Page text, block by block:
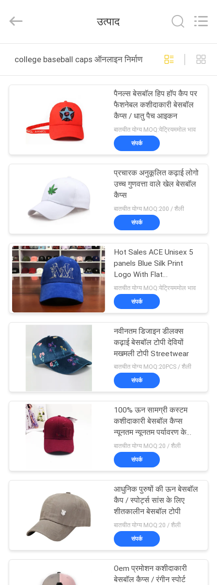
उत्पादों
नियंत्रण
संपर्क
करें
समाचार
साइटमैप
PRIVACY
POLICY
Manufacturing
Rights
उत्पाद
college baseball caps ऑनलाइन निर्माण
पैनल्स बेसबॉल हिप हॉप कैप पर
फैशनेबल कशीदाकारी बेसबॉल
कैप्स / धातु पैच आइकन
बातचीत योग्य MOQ:येट्रियममोल भाव
संपर्क
प्रचारक अनुकूलित कढ़ाई लोगो
उच्च गुणवत्ता वाले खेल बेसबॉल
कैप्स
बातचीत योग्य MOQ:200 / शैली
संपर्क
Hot Sales ACE Unisex 5
panels Blue Silk Print
Logo With Flat
Embroidery Logo on Left
Panels Baseball Cap
बातचीत योग्य MOQ:येट्रियममोल भाव
संपर्क
नवीनतम डिजाइन डीलक्स
कढ़ाई बेसबॉल टोपी देवियों
मखमली टोपी Streetwear
बातचीत योग्य MOQ:20PCS / शैली
संपर्क
100% ऊन सामग्री कस्टम
कशीदाकारी बेसबॉल कैप्स
न्यूनतम न्यूनतम पर्यावरण के
अनुकूल नहीं है
बातचीत योग्य MOQ:20 / शैली
संपर्क
आधुनिक पुरुषों की ऊन बेसबॉल
कैप / स्पोर्ट्स सांस के लिए
शीतकालीन बेसबॉल टोपी
बातचीत योग्य MOQ:20 / शैली
संपर्क
Oem प्रमोशन कशीदाकारी
बेसबॉल कैप्स / रंगीन स्पोर्ट